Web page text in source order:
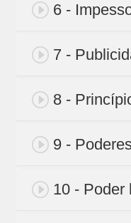
6 -
7 -
8 -
9 -
10 - Poder